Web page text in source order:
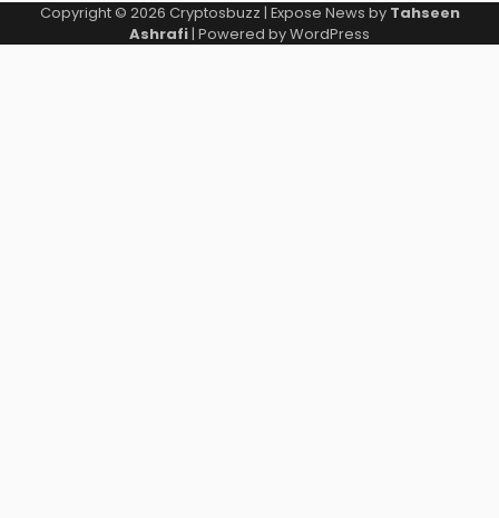
Copyright © 2026 Cryptosbuzz | Expose News by Tahseen
Ashrafi| Powered byWordPress